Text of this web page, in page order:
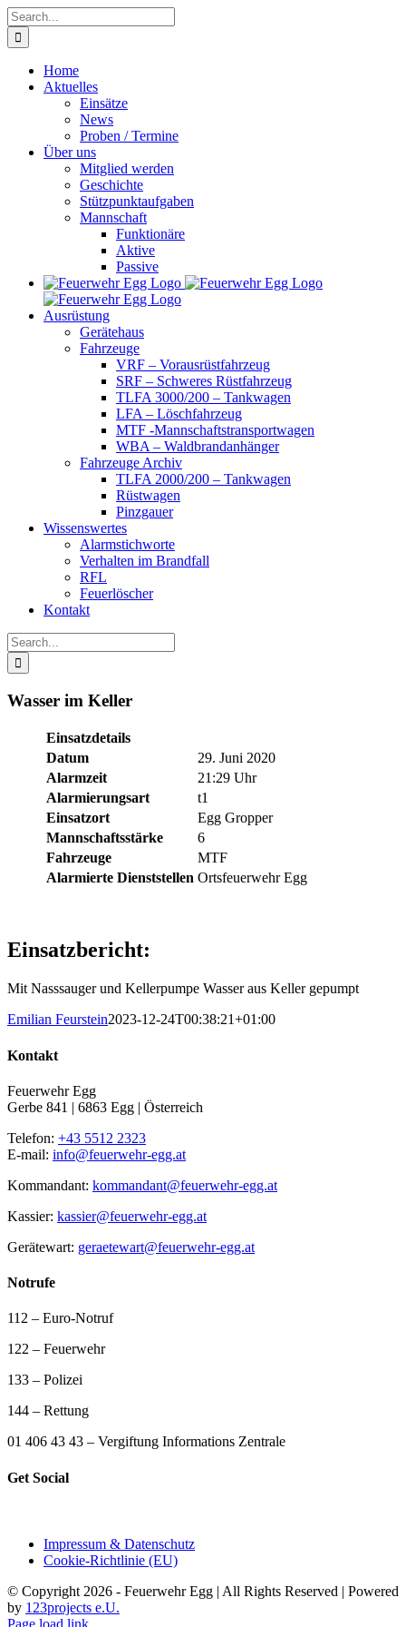
Skip
to
content
Search
for:
Home
Aktuelles
Einsätze
News
Proben / Termine
Über uns
Mitglied werden
Geschichte
Stützpunktaufgaben
Mannschaft
Funktionäre
Aktive
Passive
Ausrüstung
Gerätehaus
Fahrzeuge
VRF – Vorausrüstfahrzeug
SRF – Schweres Rüstfahrzeug
TLFA 3000/200 – Tankwagen
LFA – Löschfahrzeug
MTF -Mannschaftstransportwagen
WBA – Waldbrandanhänger
Fahrzeuge Archiv
TLFA 2000/200 – Tankwagen
Rüstwagen
Pinzgauer
Wissenswertes
Alarmstichworte
Verhalten im Brandfall
RFL
Feuerlöscher
Kontakt
Search
for:
Wasser im Keller
Einsatzdetails
Datum
29. Juni 2020
Alarmzeit
21:29 Uhr
Alarmierungsart
t1
Einsatzort
Egg Gropper
Mannschaftsstärke
6
Fahrzeuge
MTF
Alarmierte Dienststellen Ortsfeuerwehr Egg
Einsatzbericht:
Mit Nasssauger und Kellerpumpe Wasser aus Keller gepumpt
Emilian Feurstein2023-12-24T00:38:21+01:00
Kontakt
Feuerwehr Egg
Gerbe 841 | 6863 Egg | Österreich
Telefon: +43 5512 2323
E-mail: info@feuerwehr-egg.at
Kommandant: kommandant@feuerwehr-egg.at
Kassier: kassier@feuerwehr-egg.at
Gerätewart: geraetewart@feuerwehr-egg.at
Notrufe
112 – Euro-Notruf
122 – Feuerwehr
133 – Polizei
144 – Rettung
01 406 43 43 – Vergiftung Informations Zentrale
Get Social
Impressum & Datenschutz
Cookie-Richtlinie (EU)
© Copyright 2026 - Feuerwehr Egg | All Rights Reserved | Powered
by 123projects e.U.
Page load link